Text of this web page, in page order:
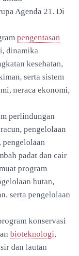
Agenda 21. Di
pengentasan
dinamika
kesehatan,
serta sistem
neraca ekonomi,
perlindungan
pengelolaan
pengelolaan
padat dan cair
program
hutan,
serta pengelolaan
konservasi
bioteknologi,
dan lautan